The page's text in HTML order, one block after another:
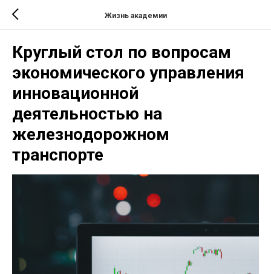
Жизнь академии
Круглый стол по вопросам
экономического управления
инновационной
деятельностью на
железнодорожном
транспорте